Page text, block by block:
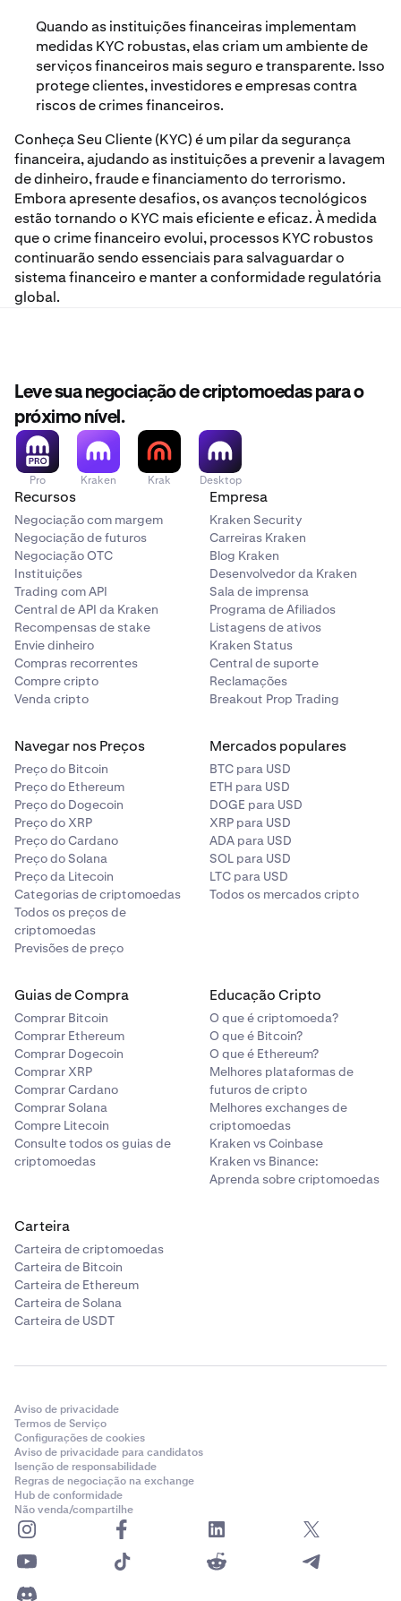
Quando as instituições financeiras implementam
medidas KYC robustas, elas criam um ambiente de
serviços financeiros mais seguro e transparente. Isso
protege clientes, investidores e empresas contra
riscos de crimes financeiros.
Conheça Seu Cliente (KYC) é um pilar da segurança
financeira, ajudando as instituições a prevenir a lavagem
de dinheiro, fraude e financiamento do terrorismo.
Embora apresente desafios, os avanços tecnológicos
estão tornando o KYC mais eficiente e eficaz. À medida
que o crime financeiro evolui, processos KYC robustos
continuarão sendo essenciais para salvaguardar o
sistema financeiro e manter a conformidade regulatória
global.
Leve sua negociação de criptomoedas para o
próximo nível.
Pro Kraken Krak Desktop
Recursos
Negociação com margem
Negociação de futuros
Negociação OTC
Instituições
Trading com API
Central de API da Kraken
Recompensas de stake
Envie dinheiro
Compras recorrentes
Compre cripto
Venda cripto
Empresa
Kraken Security
Carreiras Kraken
Blog Kraken
Desenvolvedor da Kraken
Sala de imprensa
Programa de Afiliados
Listagens de ativos
Kraken Status
Central de suporte
Reclamações
Breakout Prop Trading
Navegar nos Preços
Preço do Bitcoin
Preço do Ethereum
Preço do Dogecoin
Preço do XRP
Preço do Cardano
Preço do Solana
Preço da Litecoin
Categorias de criptomoedas
Todos os preços de
criptomoedas
Previsões de preço
Mercados populares
BTC para USD
ETH para USD
DOGE para USD
XRP para USD
ADA para USD
SOL para USD
LTC para USD
Todos os mercados cripto
Guias de Compra
Comprar Bitcoin
Comprar Ethereum
Comprar Dogecoin
Comprar XRP
Comprar Cardano
Comprar Solana
Compre Litecoin
Consulte todos os guias de
criptomoedas
Educação Cripto
O que é criptomoeda?
O que é Bitcoin?
O que é Ethereum?
Melhores plataformas de
futuros de cripto
Melhores exchanges de
criptomoedas
Kraken vs Coinbase
Kraken vs Binance:
Aprenda sobre criptomoedas
Carteira
Carteira de criptomoedas
Carteira de Bitcoin
Carteira de Ethereum
Carteira de Solana
Carteira de USDT
Aviso de privacidade
Termos de Serviço
Configurações de cookies
Aviso de privacidade para candidatos
Isenção de responsabilidade
Regras de negociação na exchange
Hub de conformidade
Não venda/compartilhe